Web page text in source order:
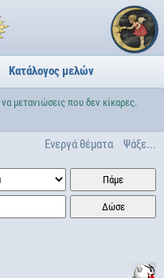
Κατάλογος μελών
μετανιώσεις που δεν κίκαρες.
Ενεργά θέματα Ψάξε...